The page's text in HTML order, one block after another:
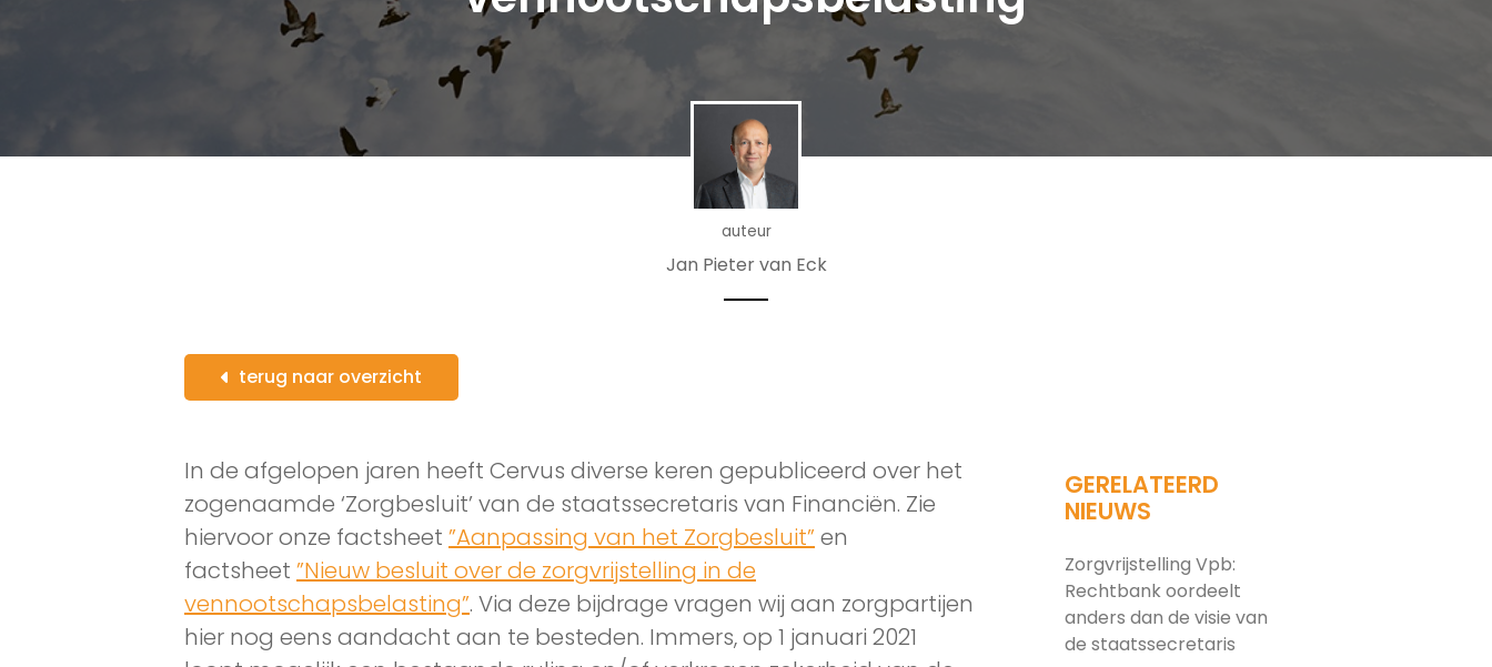
auteur
Jan Pieter van Eck
terug naar overzicht
In de afgelopen jaren heeft Cervus diverse keren gepubliceerd over het
zogenaamde ‘Zorgbesluit’ van de staatssecretaris van Financiën. Zie
hiervoor onze factsheet ”Aanpassing van het Zorgbesluit”en
factsheet ”Nieuw besluit over de zorgvrijstelling in de
vennootschapsbelasting”. Via deze bijdrage vragen wij aan zorgpartijen
hier nog eens aandacht aan te besteden. Immers, op 1 januari 2021
GERELATEERD
NIEUWS
Zorgvrijstelling Vpb:
Rechtbank oordeelt
anders dan de visie van
de staatssecretaris